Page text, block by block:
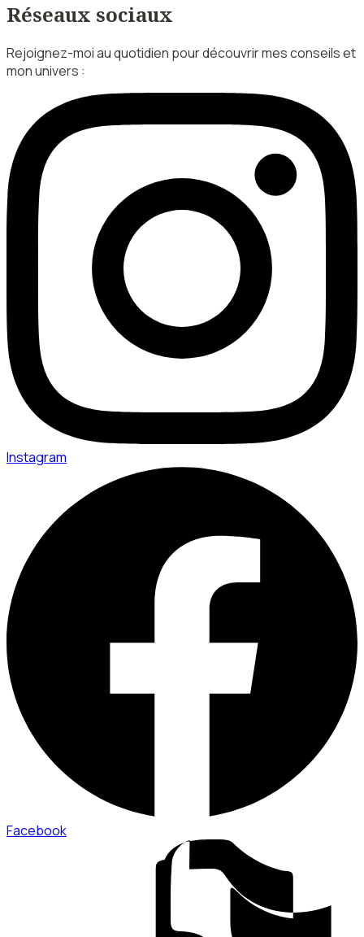
Réseaux sociaux
Rejoignez-moi au quotidien pour découvrir mes conseils et
mon univers :
Instagram
Facebook